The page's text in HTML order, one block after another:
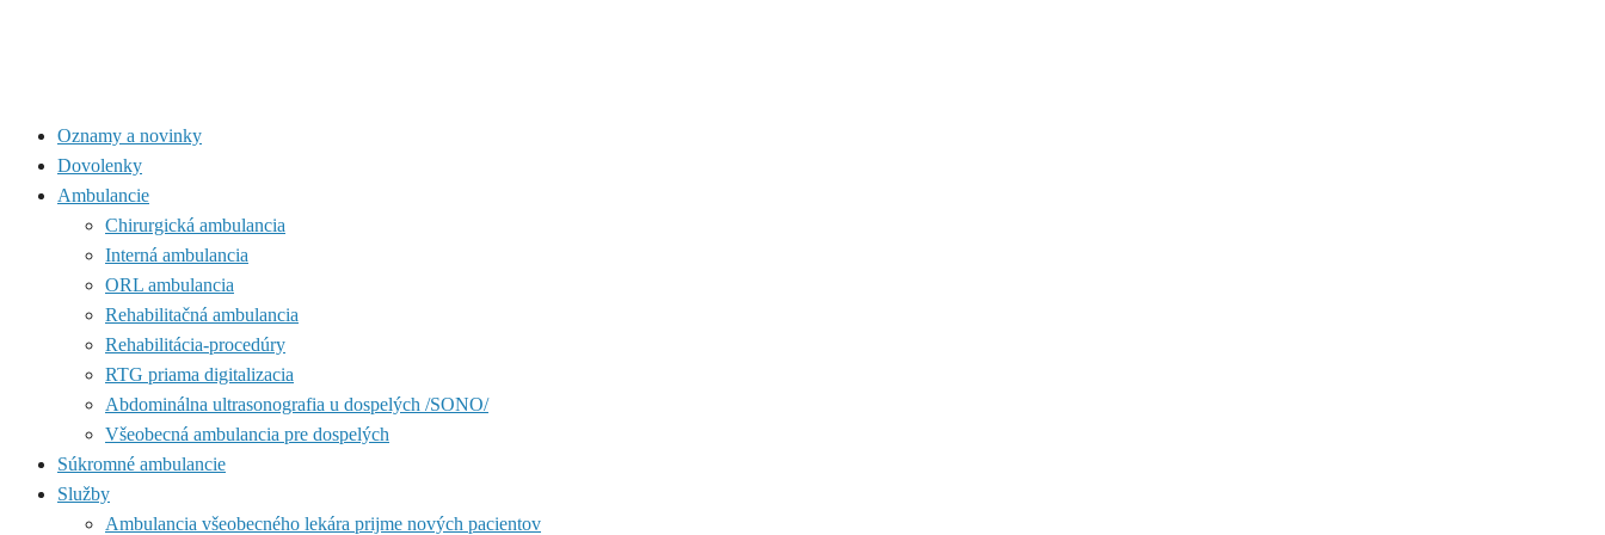
Oznamy a novinky
Dovolenky
Ambulancie
Chirurgická ambulancia
Interná ambulancia
ORL ambulancia
Rehabilitačná ambulancia
Rehabilitácia-procedúry
RTG priama digitalizacia
Abdominálna ultrasonografia u dospelých /SONO/
Všeobecná ambulancia pre dospelých
Súkromné ambulancie
Služby
Ambulancia všeobecného lekára prijme nových pacientov